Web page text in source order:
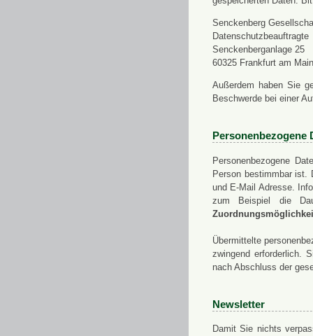
Senckenberg
Datenschutzbeauftragte
Senckenberganlage 25
60325 Frankfurt am Main
Außerdem haben Sie
Beschwerde bei einer
Personenbezogene
Personenbezogene
Person bestimmbar ist.
und E-Mail Adresse.
zum Beispiel die
Übermittelte
zwingend erforderlich.
nach Abschluss der
Newsletter
Damit Sie nichts